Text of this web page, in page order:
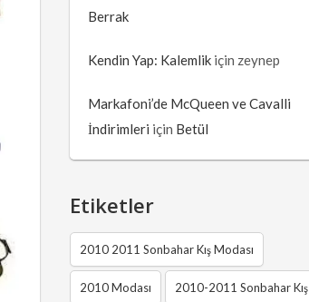
Berrak
Kendin Yap: Kalemlik için zeynep
Markafoni’de McQueen ve Cavalli
İndirimleri için Betül
Etiketler
2010 2011 Sonbahar Kış Modası
2010 Modası 2010-2011 Sonbahar Kış